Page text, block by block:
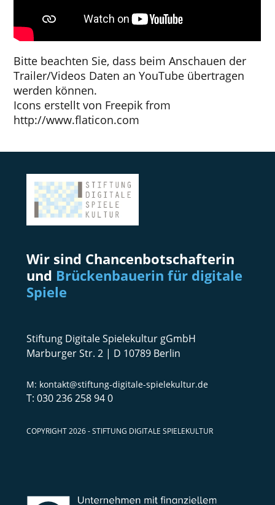
Bitte beachten Sie, dass beim Anschauen der
Trailer/Videos Daten an YouTube übertragen
werden können.
Icons erstellt von Freepik from
http://www.flaticon.com
Wir sind Chancenbotschafterin
und Brückenbauerin für digitale
Spiele
Stiftung Digitale Spielekultur gGmbH
Marburger Str. 2 | D 10789 Berlin
kontakt@stiftung-digitale-spielekultur.de
030 236 258 94 0
COPYRIGHT 2026 - STIFTUNG DIGITALE SPIELEKULTUR